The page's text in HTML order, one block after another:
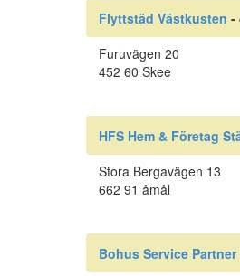
Flyttstäd Västkusten -
Furuvägen 20
452 60 Skee
HFS Hem & Företag
Stora Bergavägen 13
662 91 åmål
Bohus Service Partner